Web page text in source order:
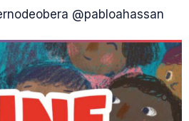
@pabloahassan